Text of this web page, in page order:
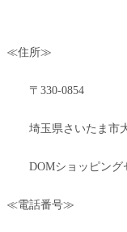
≪住所≫
〒330-0854
埼玉県さいたま市
DOMショッピング
≪電話番号≫